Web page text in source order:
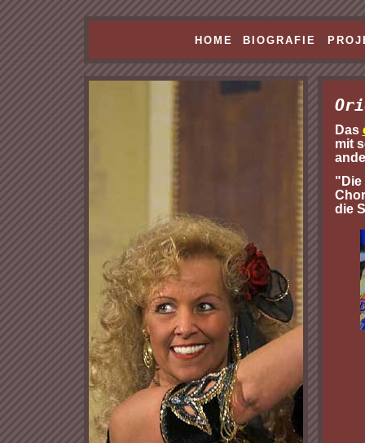
HOME BIOGRAFIE
Das
mit
"Die
die